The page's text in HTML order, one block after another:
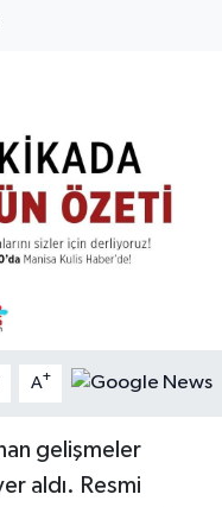
A+
gelişmeler
aldı. Resmi